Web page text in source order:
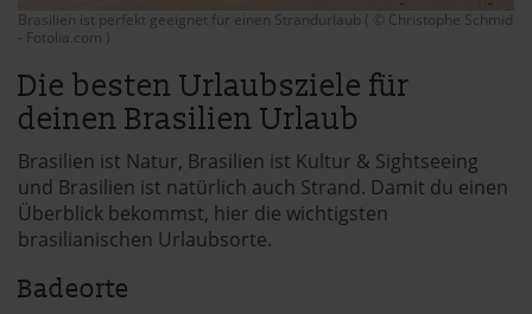
Brasilien ist perfekt geeignet für einen Strandurlaub ( © Christophe Schmid
- Fotolia.com )
Die besten Urlaubsziele für
deinen Brasilien Urlaub
Brasilien ist Natur, Brasilien ist Kultur & Sightseeing
und Brasilien ist natürlich auch Strand. Damit du einen
Überblick bekommst, hier die wichtigsten
brasilianischen Urlaubsorte.
Badeorte